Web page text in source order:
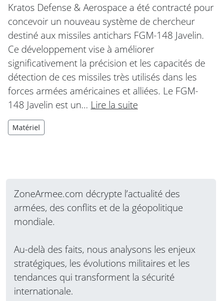
Kratos Defense & Aerospace a été contracté pour
concevoir un nouveau système de chercheur
destiné aux missiles antichars FGM-148 Javelin.
Ce développement vise à améliorer
significativement la précision et les capacités de
détection de ces missiles très utilisés dans les
forces armées américaines et alliées. Le FGM-
148 Javelin est un… Lire la suite
Matériel
ZoneArmee.com décrypte l’actualité des
armées, des conflits et de la géopolitique
mondiale.
Au-delà des faits, nous analysons les enjeux
stratégiques, les évolutions militaires et les
tendances qui transforment la sécurité
internationale.